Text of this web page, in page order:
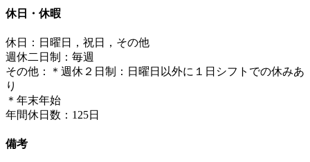
休日・休暇
休日：日曜日，祝日，その他
週休二日制：毎週
その他：＊週休２日制：日曜日以外に１日シフトでの休みあ
り
＊年末年始
年間休日数：125日
備考